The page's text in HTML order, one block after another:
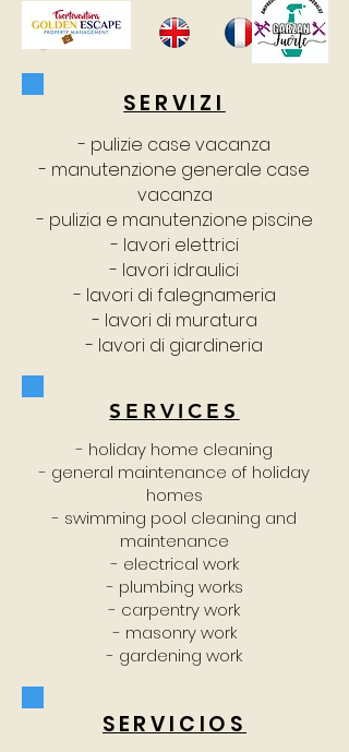
SERVIZI
- pulizie case vacanza
- manutenzione generale case
vacanza
- pulizia e manutenzione piscine
- lavori elettrici
- lavori idraulici
- lavori di falegnameria
- lavori di muratura
- lavori di giardineria
SERVICES
- holiday home cleaning
- general maintenance of holiday
homes
- swimming pool cleaning and
maintenance
- electrical work
- plumbing works
- carpentry work
- masonry work
- gardening work
SERVICIOS